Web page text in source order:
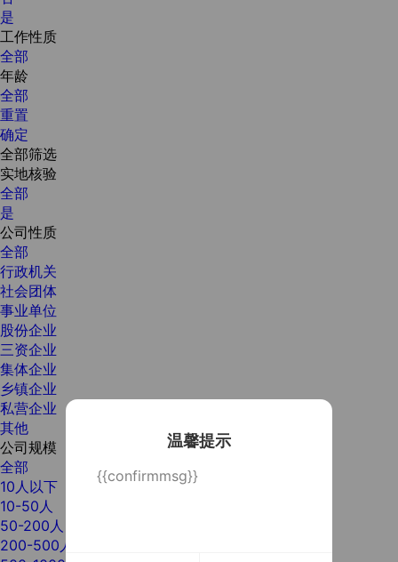
温馨提示
{{confirmmsg}}
是
工作性质
全部
年龄
全部
重置
确定
全部筛选
实地核验
全部
是
公司性质
全部
行政机关
社会团体
事业单位
股份企业
三资企业
集体企业
乡镇企业
私营企业
其他
公司规模
全部
10人以下
10-50人
50-200人
200-500人